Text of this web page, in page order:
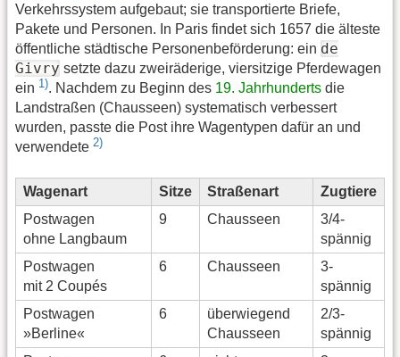
Verkehrssystem aufgebaut; sie transportierte Briefe,
Pakete und Personen. In Paris findet sich 1657 die älteste
öffentliche städtische Personenbeförderung: ein de
Givry setzte dazu zweiräderige, viersitzige Pferdewagen
ein 1). Nachdem zu Beginn des 19. Jahrhunderts die
Landstraßen (Chausseen) systematisch verbessert
wurden, passte die Post ihre Wagentypen dafür an und
verwendete 2)
Wagenart Sitze Straßenart
Zugtiere
Postwagen
ohne Langbaum
9 Chausseen
3/4-
spännig
Postwagen
mit 2 Coupés
6 Chausseen
3-
spännig
Postwagen
»Berline«
6
überwiegend
Chausseen
2/3-
spännig